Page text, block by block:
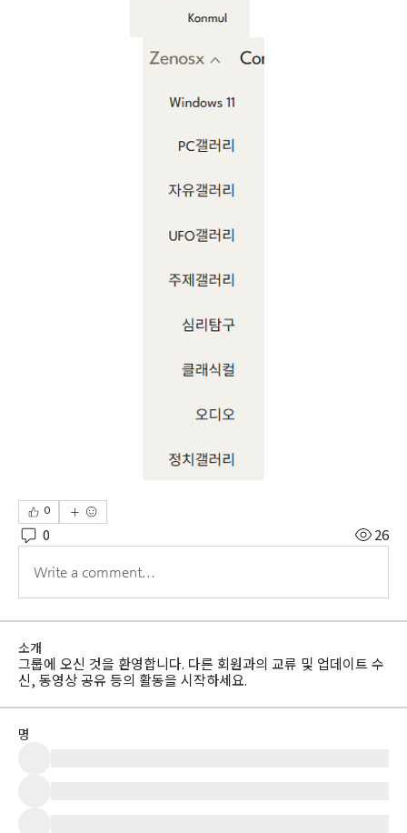
0
0 26
Write a comment...
소개
그룹에 오신 것을 환영합니다. 다른 회원과의 교류 및 업데이트 수
신, 동영상 공유 등의 활동을 시작하세요.
명